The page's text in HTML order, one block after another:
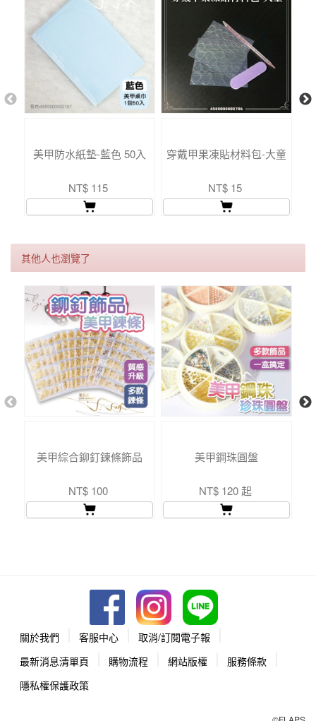
美甲防水紙墊-藍色 50入
NT$ 115
穿戴甲果凍貼材料包-大童
NT$ 15
其他人也瀏覽了
美甲綜合鉚釘鍊條飾品
NT$ 100
美甲鋼珠圓盤
NT$ 120 起
關於我們 客服中心
取消/訂閱電子報
最新消息清單頁
購物流程 網站版權
服務條款
隱私權保護政策